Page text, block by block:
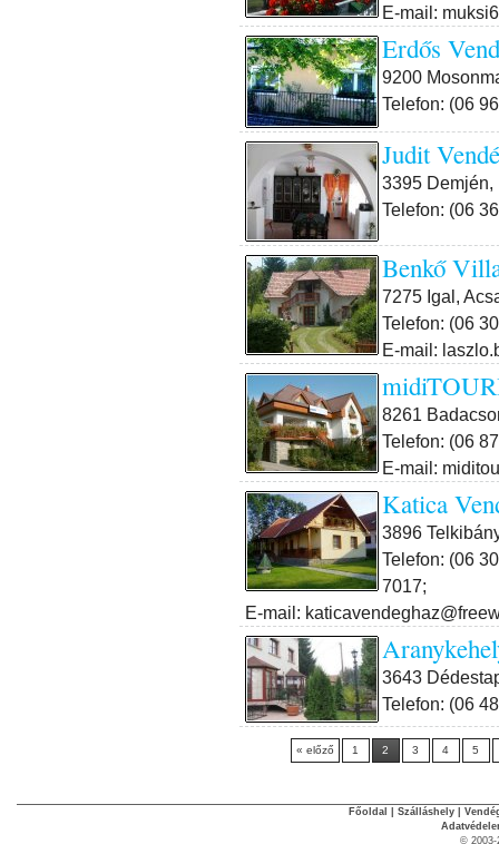
E-mail:
Erdős
9200
Telefon: (06
Judit
3395 Demjén,
Telefon: (06
Benkő
7275 Igal,
Telefon: (06
E-mail:
8261
Telefon: (06
E-mail:
Katica
3896
Telefon: (06
7017;
E-mail:
3643
Telefon: (06
« előző 1 2 3 4 5
Főoldal Szálláshely
© 2003-